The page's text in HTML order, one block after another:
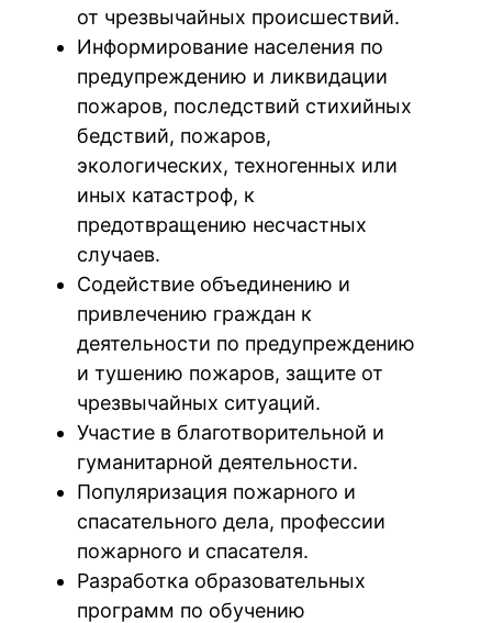
от чрезвычайных происшествий.
Информирование населения по
предупреждению и ликвидации
пожаров, последствий стихийных
бедствий, пожаров,
экологических, техногенных или
иных катастроф, к
предотвращению несчастных
случаев.
Cодействие объединению и
привлечению граждан к
деятельности по предупреждению
и тушению пожаров, защите от
чрезвычайных ситуаций.
Участие в благотворительной и
гуманитарной деятельности.
Популяризация пожарного и
спасательного дела, профессии
пожарного и спасателя.
Разработка образовательных
программ по обучению